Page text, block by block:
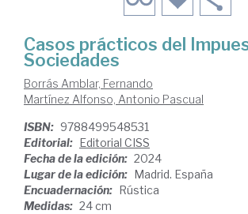
Casos prácticos del
Sociedades
Borrás Amblar, Fernando
Martínez Alfonso, Antonio Pascual
ISBN: 9788499548531
Editorial: Editorial CISS
Fecha de la edición: 2024
Lugar de la edición: Madrid. España
Encuadernación: Rústica
Medidas: 24 cm